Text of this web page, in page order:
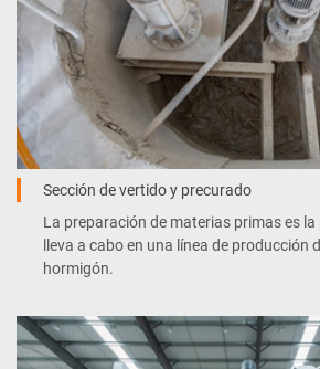
Sección de vertido y precurado
La preparación de materias primas es
lleva a cabo en una línea de producción
hormigón.